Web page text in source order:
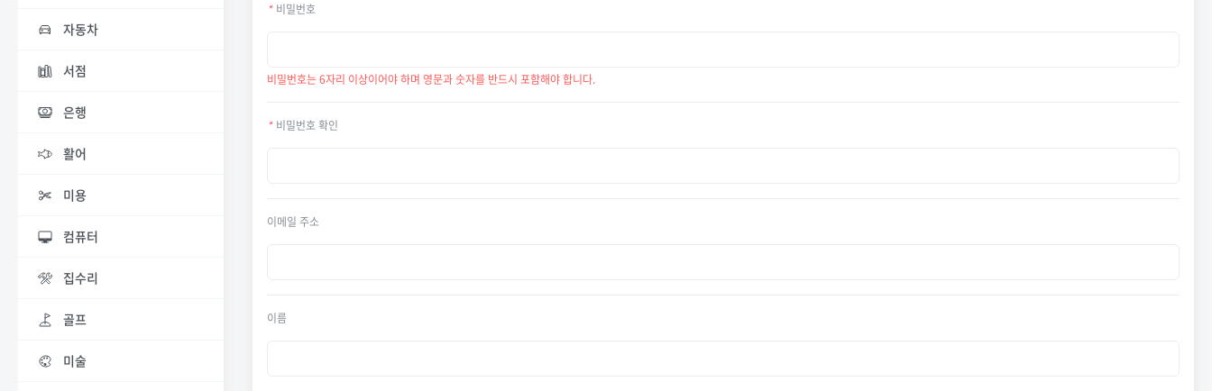
자동차
서점
은행
활어
미용
컴퓨터
집수리
골프
미술
* 비밀번호
비밀번호는 6자리 이상이어야 하며 영문과 숫자를 반드시 포함해야 합니다.
* 비밀번호 확인
이메일 주소
이름